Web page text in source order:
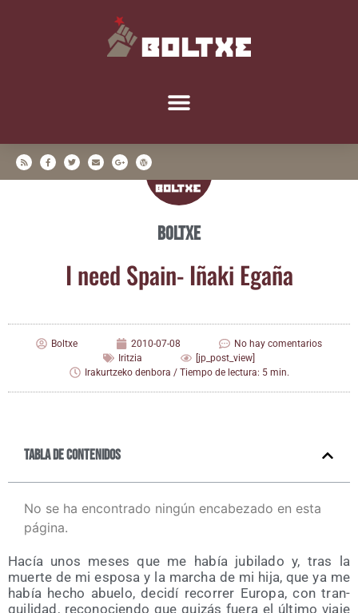
Boltxe
I need Spain- Iña­ki Egaña
Boltxe 2010-07-08
No hay comentarios
Iritzia
[jp_post_view]
Irakurtzeko denbora / Tiempo de lectura: 5 min.
Tabla de contenidos
No se ha encontrado ningún encabezado en esta
página.
Hacía unos meses que me había jubi­la­do y, tras la
muer­te de mi espo­sa y la mar­cha de mi hija, que ya me
había hecho abue­lo, deci­dí reco­rrer Euro­pa, con tran­
qui­li­dad, reco­no­cien­do que qui­zás fue­ra el últi­mo via­je